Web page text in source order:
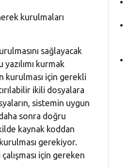
kurulmaları
sağlayacak
kurmak
kurulması için gerekli
ikili dosyalara
sistemin uygun
sonra doğru
kaynak koddan
gerekiyor.
için gereken